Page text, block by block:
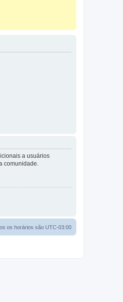
a usuários
comunidade.
os horários são UTC-03:00